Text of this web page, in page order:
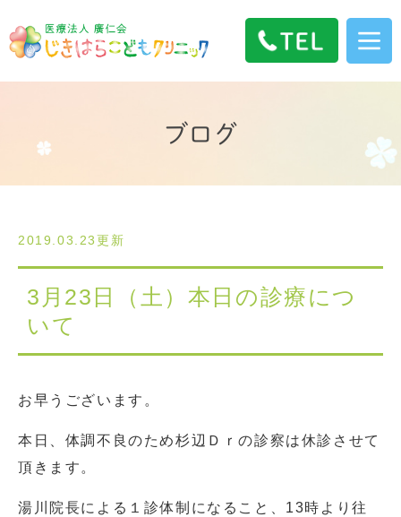
ブログ
2019.03.23更新
3月23日（土）本日の診療につ
いて
お早うございます。
本日、体調不良のため杉辺Ｄｒの診察は休診させて
頂きます。
湯川院長による１診体制になること、13時より往